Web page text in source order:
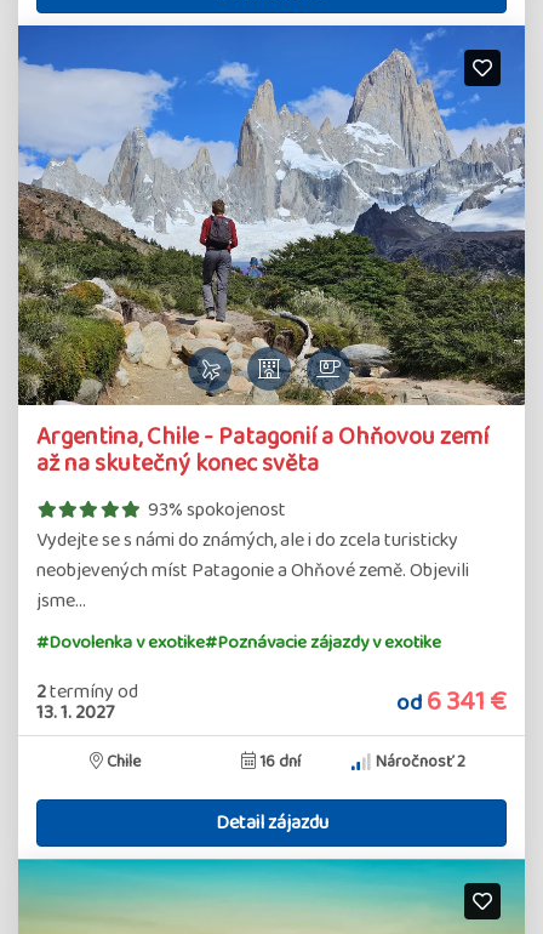
Argentina, Chile - Patagonií a Ohňovou zemí
až na skutečný konec světa
93% spokojenost
Vydejte se s námi do známých, ale i do zcela turisticky
neobjevených míst Patagonie a Ohňové země. Objevili
jsme…
#Dovolenka v exotike#Poznávacie zájazdy v exotike
2termínyod
13. 1. 2027 od6 341 €
Chile 16 dní Náročnosť 2
Detail zájazdu
Detail
zájazdu